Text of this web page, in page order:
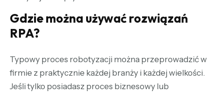
Gdzie można używać rozwiązań
RPA?
Typowy proces robotyzacji można przeprowadzić w
firmie z praktycznie każdej branży i każdej wielkości.
Jeśli tylko posiadasz proces biznesowy lub